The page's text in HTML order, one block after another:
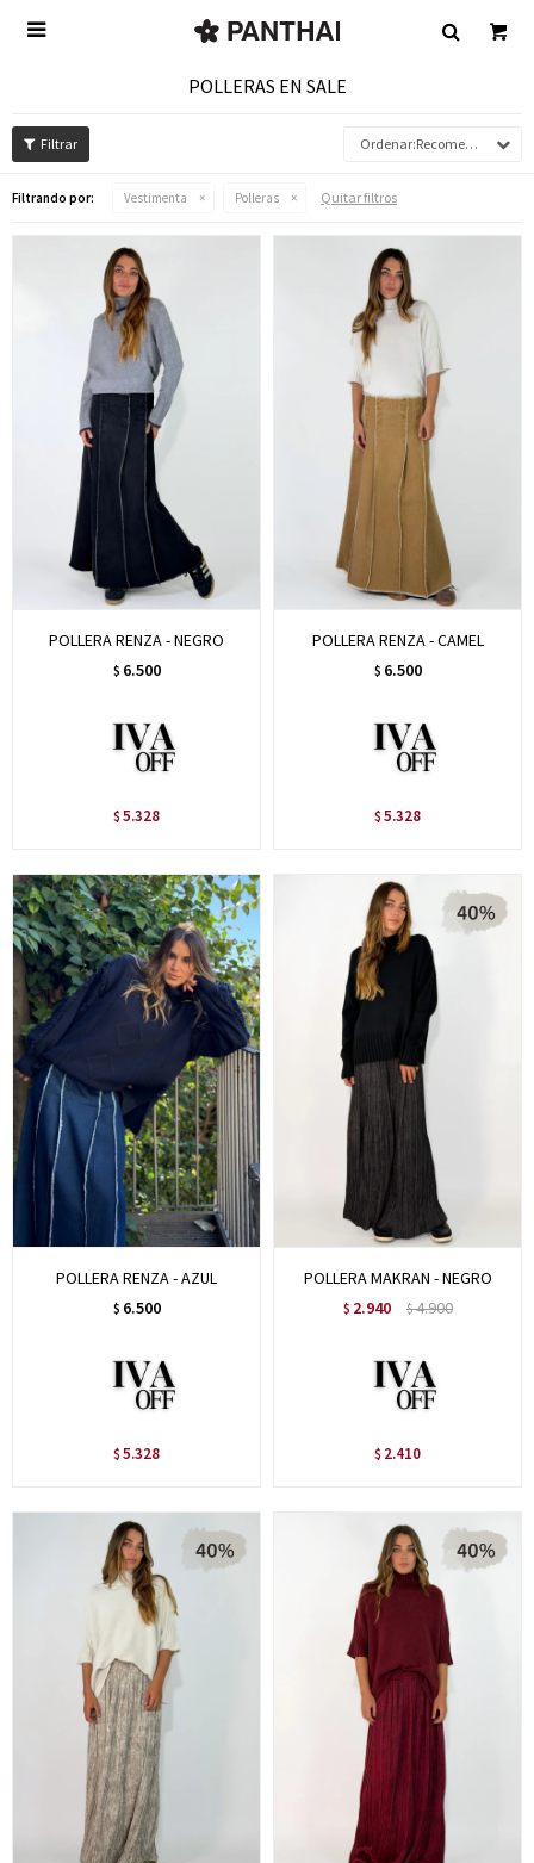

POLLERAS EN SALE
Recomendados
Filtrando por: Vestimenta Polleras Quitar filtros
POLLERA RENZA - NEGRO
$ 6.500
$ 5.328
POLLERA RENZA - CAMEL
$ 6.500
$ 5.328
POLLERA RENZA - AZUL
$ 6.500
$ 5.328
POLLERA MAKRAN - NEGRO
$ 2.940 $4.900
$ 2.410